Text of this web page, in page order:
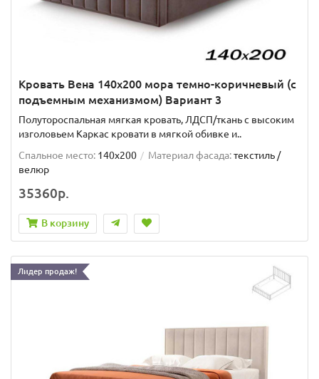
Кровать Вена 140х200 мора темно-коричневый (с
подъемным механизмом) Вариант 3
Полутороспальная мягкая кровать, ЛДСП/ткань с высоким
изголовьем Каркас кровати в мягкой обивке и..
Спальное место: 140x200 Материал фасада:текстиль /
велюр
35360р.
В корзину
Лидер продаж!